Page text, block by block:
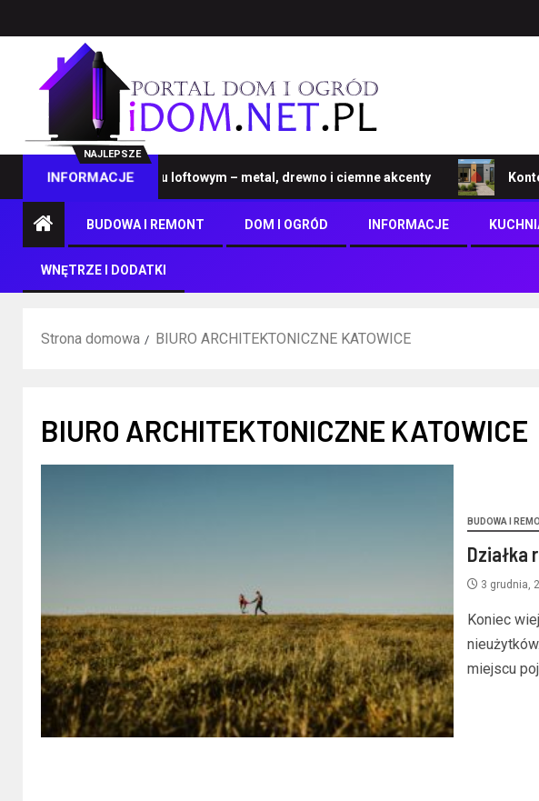
NAJLEPSZE
INFORMACJE
na wymiar w stylu loftowym – metal, drewno i ciemne akcenty Kontener
BUDOWA I REMONT DOM I OGRÓD INFORMACJE
WNĘTRZE I DODATKI
Strona domowa BIURO ARCHITEKTONICZNE KATOWICE
BIURO ARCHITEKTONICZNE KATOWICE
BUDOWA I
Działka
3 grudnia,
Koniec
miejscu